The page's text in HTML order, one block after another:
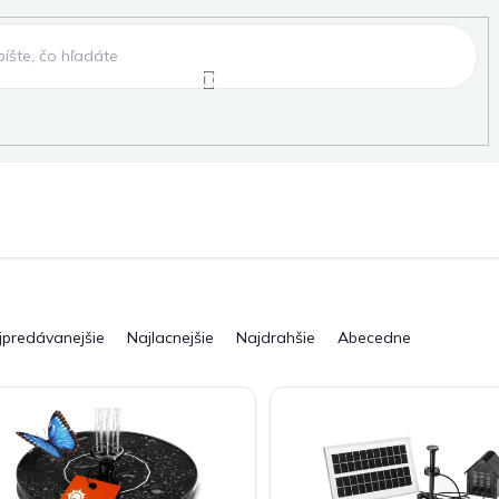
Záhradné grily a ohniská
Pre deti Novinky
Najlacnejšie Najdrahšie Abecedne